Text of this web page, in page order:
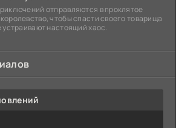
отправляются в проклятое
чтобы спасти своего товарища
устраивают настоящий хаос.